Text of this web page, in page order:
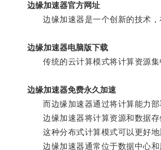
边缘加速器官方网址
边缘加速器是一个创新的技术，
边缘加速器电脑版下载
传统的云计算模式将计算资源集
边缘加速器免费永久加速
而边缘加速器通过将计算能力部
边缘加速器将计算资源和数据存
这种分布式计算模式可以更好地
边缘加速器通常位于数据中心和